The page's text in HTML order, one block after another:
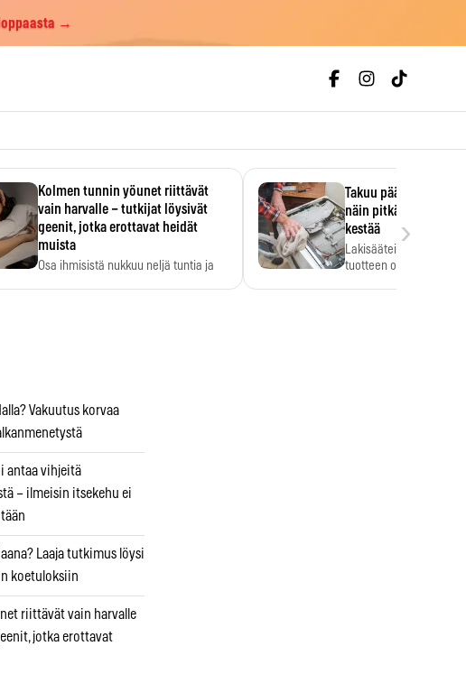
→
Kolmen tunnin yöunet riittävät
vain harvalle – tutkijat löysivät
geenit, jotka erottavat heidät
muista
Osa ihmisistä nukkuu neljä tuntia ja
Takuu päättyi,
näin pitkään
kestää
Lakisääteinen
tuotteen oletetun
›
Vakuutus korvaa
antaa vihjeitä
– ilmeisin itsekehu ei
Laaja tutkimus löysi
koetuloksiin
riittävät vain harvalle
jotka erottavat